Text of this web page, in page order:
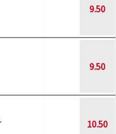
9.50
9.50
10.50